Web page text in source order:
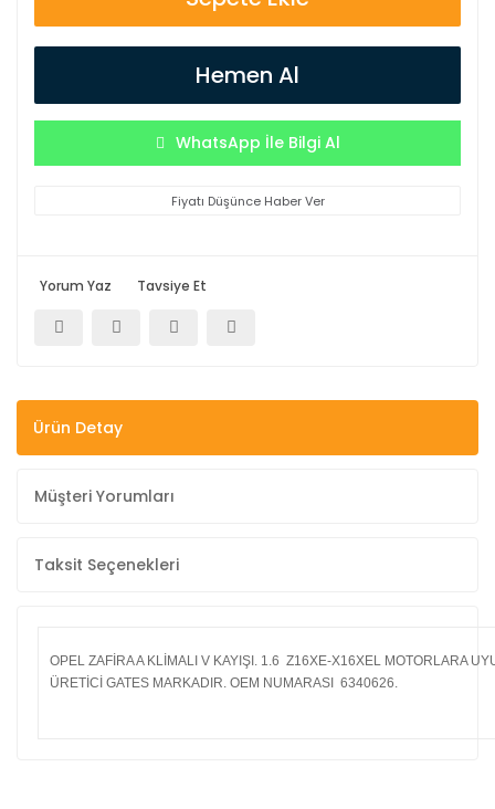
Hemen Al
WhatsApp İle Bilgi Al
Fiyatı Düşünce Haber Ver
Yorum Yaz Tavsiye Et
Ürün Detay
Müşteri Yorumları
Taksit Seçenekleri
OPEL ZAFİRA A KLİMALI V KAYIŞI. 1.6 Z16XE-X16XEL MOTORLARA
ÜRETİCİ GATES MARKADIR. OEM NUMARASI 6340626.